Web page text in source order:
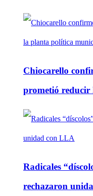
Chiocarello
prometió
Radicales
rechazaron